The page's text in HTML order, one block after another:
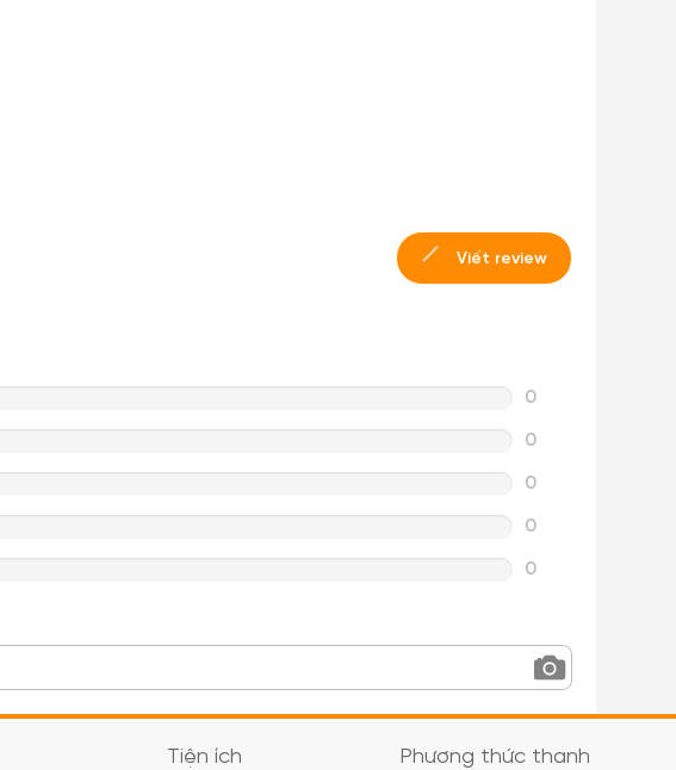
Viết review
0
0
0
0
0
Tiện ích
Phương thức thanh